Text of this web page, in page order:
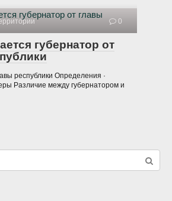
0
губернатор от
республики Определения ·
Различие между губернатором и